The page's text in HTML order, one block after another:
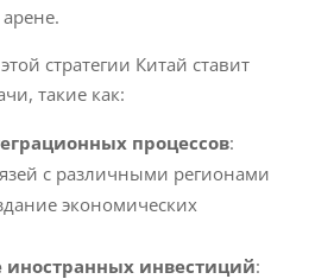
стратегии Китай ставит
такие как:
процессов:
с различными регионами
экономических
инвестиций: